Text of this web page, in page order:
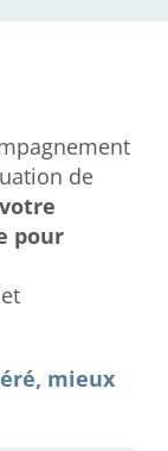
de
pour
mieux